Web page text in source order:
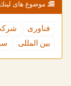
موضوع های
فناوری
بین المللی